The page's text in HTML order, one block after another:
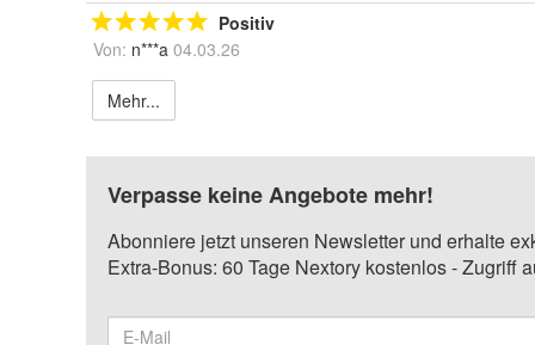
Positiv
Von: n***a 04.03.26
Mehr...
Verpasse keine Angebote mehr!
Abonniere jetzt unseren Newsletter und erhalte
Extra-Bonus: 60 Tage Nextory kostenlos - Zugriff